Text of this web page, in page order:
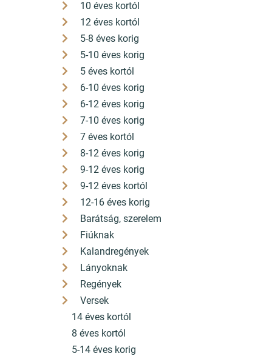
10 éves kortól
12 éves kortól
5-8 éves korig
5-10 éves korig
5 éves kortól
6-10 éves korig
6-12 éves korig
7-10 éves korig
7 éves kortól
8-12 éves korig
9-12 éves korig
9-12 éves kortól
12-16 éves korig
Barátság, szerelem
Fiúknak
Kalandregények
Lányoknak
Regények
Versek
14 éves kortól
8 éves kortól
5-14 éves korig